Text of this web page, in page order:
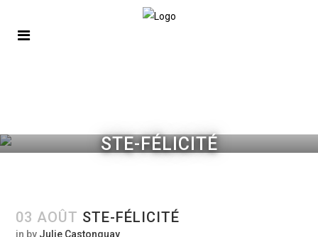
STE-FÉLICITÉ
03 AOÛT STE-FÉLICITÉ
in by Julie Castonguay